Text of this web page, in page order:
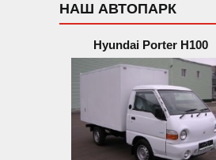
НАШ АВТОПАРК
Hyundai Porter H100